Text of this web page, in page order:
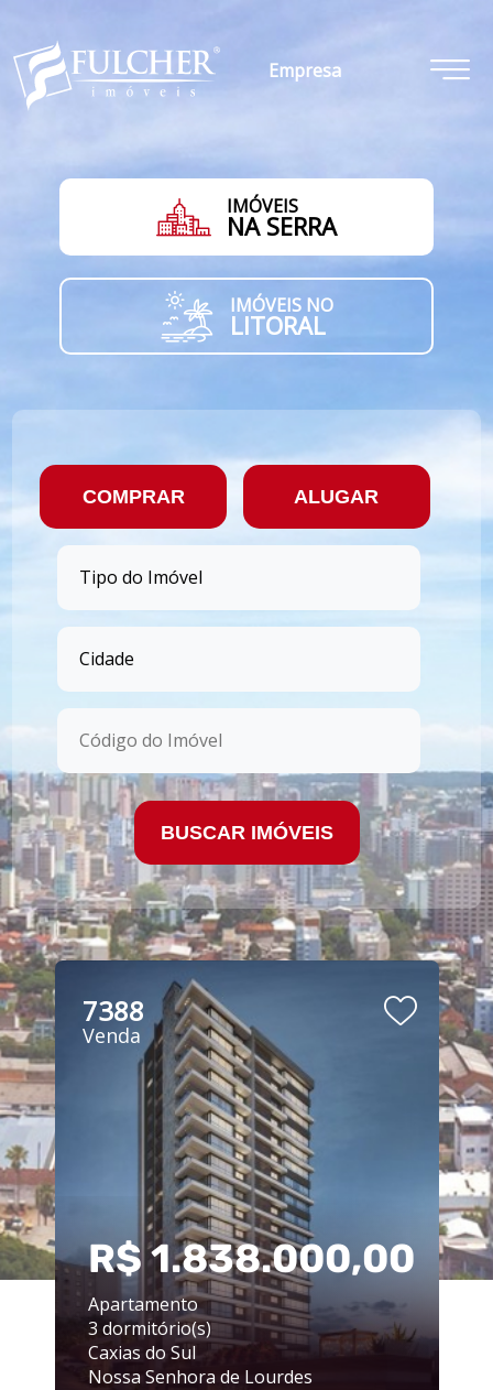
Empresa
IMÓVEIS
NA SERRA
IMÓVEIS NO
LITORAL
COMPRAR ALUGAR
BUSCAR IMÓVEIS
7388
Venda
R$ 1.838.000,00
Apartamento
3 dormitório(s)
Caxias do Sul
Nossa Senhora de Lourdes